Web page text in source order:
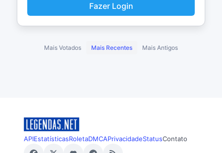
Fazer Login
Mais Votados Mais Recentes Mais Antigos
APIEstatísticasRoletaDMCAPrivacidadeStatusContato